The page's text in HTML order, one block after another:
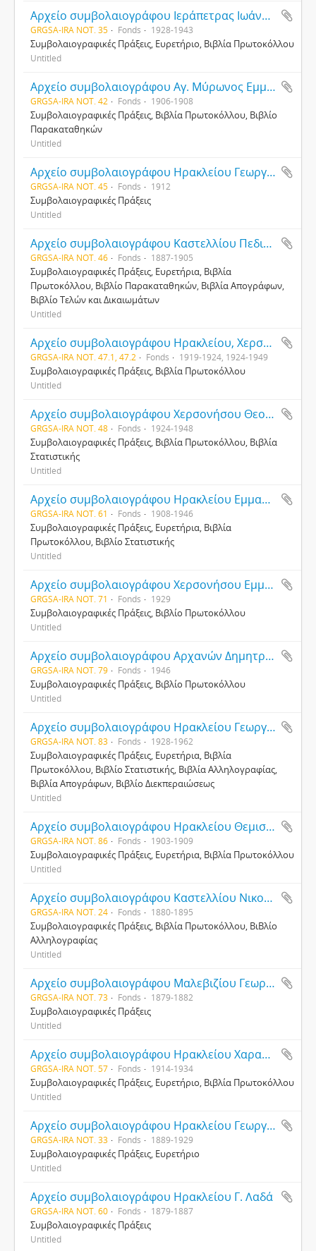
Αρχείο συμβολαιογράφου Ιεράπετρας Ιωάννου Παπαδάκη
GRGSA-IRA NOT. 35 Fonds 1928-1943
Συμβολαιογραφικές Πράξεις, Ευρετήριο, Βιβλία Πρωτοκόλλου
Untitled
Αρχείο συμβολαιογράφου Αγ. Μύρωνος Εμμανουήλ Γ. Τζωρτζάκη
GRGSA-IRA NOT. 42 Fonds 1906-1908
Συμβολαιογραφικές Πράξεις, Βιβλία Πρωτοκόλλου, Βιβλίο
Παρακαταθηκών
Untitled
Αρχείο συμβολαιογράφου Ηρακλείου Γεωργίου Εμμ. Παπαδάκη
GRGSA-IRA NOT. 45 Fonds 1912
Συμβολαιογραφικές Πράξεις
Untitled
Αρχείο συμβολαιογράφου Καστελλίου Πεδιάδος Ζαχαρία Πασχαλίδη
GRGSA-IRA NOT. 46 Fonds 1887-1905
Συμβολαιογραφικές Πράξεις, Ευρετήρια, Βιβλία
Πρωτοκόλλου, Βιβλίο Παρακαταθηκών, Βιβλία Απογράφων,
Βιβλίο Τελών και Δικαιωμάτων
Untitled
Αρχείο συμβολαιογράφου Ηρακλείου, Χερσονήσου Εμμανουήλ Ζαχαριάδη
GRGSA-IRA NOT. 47.1, 47.2 Fonds 1919-1924, 1924-1949
Συμβολαιογραφικές Πράξεις, Βιβλία Πρωτοκόλλου
Untitled
Αρχείο συμβολαιογράφου Χερσονήσου Θεοφράστου Κοζύρη
GRGSA-IRA NOT. 48 Fonds 1924-1948
Συμβολαιογραφικές Πράξεις, Βιβλία Πρωτοκόλλου, Βιβλία
Στατιστικής
Untitled
Αρχείο συμβολαιογράφου Ηρακλείου Εμμανουήλ Λασσιθιωτάκη
GRGSA-IRA NOT. 61 Fonds 1908-1946
Συμβολαιογραφικές Πράξεις, Ευρετήρια, Βιβλία
Πρωτοκόλλου, Βιβλίο Στατιστικής
Untitled
Αρχείο συμβολαιογράφου Χερσονήσου Εμμανουήλ Ασσαριώτη
GRGSA-IRA NOT. 71 Fonds 1929
Συμβολαιογραφικές Πράξεις, Βιβλίο Πρωτοκόλλου
Untitled
Αρχείο συμβολαιογράφου Αρχανών Δημητρίου Μανέτα
GRGSA-IRA NOT. 79 Fonds 1946
Συμβολαιογραφικές Πράξεις, Βιβλίο Πρωτοκόλλου
Untitled
Αρχείο συμβολαιογράφου Ηρακλείου Γεωργίου Ιατράκη
GRGSA-IRA NOT. 83 Fonds 1928-1962
Συμβολαιογραφικές Πράξεις, Ευρετήρια, Βιβλία
Πρωτοκόλλου, Βιβλίο Στατιστικής, Βιβλία Αλληλογραφίας,
Βιβλία Απογράφων, Βιβλίο Διεκπεραιώσεως
Untitled
Αρχείο συμβολαιογράφου Ηρακλείου Θεμιστοκλή Παντελίδη
GRGSA-IRA NOT. 86 Fonds 1903-1909
Συμβολαιογραφικές Πράξεις, Ευρετήρια, Βιβλία Πρωτοκόλλου
Untitled
Αρχείο συμβολαιογράφου Καστελλίου Νικολάου Δρακόπουλου
GRGSA-IRA NOT. 24 Fonds 1880-1895
Συμβολαιογραφικές Πράξεις, Βιβλία Πρωτοκόλλου, ΒιΒλίο
Αλληλογραφίας
Untitled
Αρχείο συμβολαιογράφου Μαλεβιζίου Γεωργίου Ζαχαριάδη
GRGSA-IRA NOT. 73 Fonds 1879-1882
Συμβολαιογραφικές Πράξεις
Untitled
Αρχείο συμβολαιογράφου Ηρακλείου Χαραλάμπους Καμινόπετρου
GRGSA-IRA NOT. 57 Fonds 1914-1934
Συμβολαιογραφικές Πράξεις, Ευρετήριο, Βιβλία Πρωτοκόλλου
Untitled
Αρχείο συμβολαιογράφου Ηρακλείου Γεωργίου Ν. Παπαδάκη
GRGSA-IRA NOT. 33 Fonds 1889-1929
Συμβολαιογραφικές Πράξεις, Ευρετήριο
Untitled
Αρχείο συμβολαιογράφου Ηρακλείου Γ. Λαδά
GRGSA-IRA NOT. 60 Fonds 1879-1887
Συμβολαιογραφικές Πράξεις
Untitled